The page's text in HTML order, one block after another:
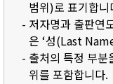
범위)로 표기합니
- 저자명과 출판연
은 ‘성(Last
- 출처의 특정 부분
위를 포함합니다.